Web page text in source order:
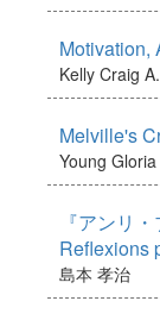
Motivation,
Kelly Craig A.
Melville's
Young Gloria
『アンリ
Reflexions
島本 孝治